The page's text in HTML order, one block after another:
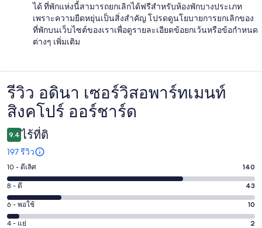
ได้ ที่พักแห่งนี้สามารถยกเลิกได้ฟรีสำหรับห้องพักบางประเภท
เพราะความยืดหยุ่นเป็นสิ่งสำคัญ โปรดดูนโยบายการยกเลิกของ
ที่พักบนเว็บไซต์ของเราเพื่อดูรายละเอียดข้อยกเว้นหรือข้อกำหนด
ต่างๆ เพิ่มเติม
รีวิว
รีวิว อดินา เซอร์วิสอพาร์ทเมนท์
สิงคโปร์ ออร์ชาร์ด
9.4 ไร้ที่ติ
197 รีวิว
คะแนน
10
-
ดี
เลิศ
10 - ดีเลิศ 140
คะแนน
8
-
8 - ดี 43
คะแนน
6
6 - พอใช้ 10
คะแนน
4 - แย่ 2